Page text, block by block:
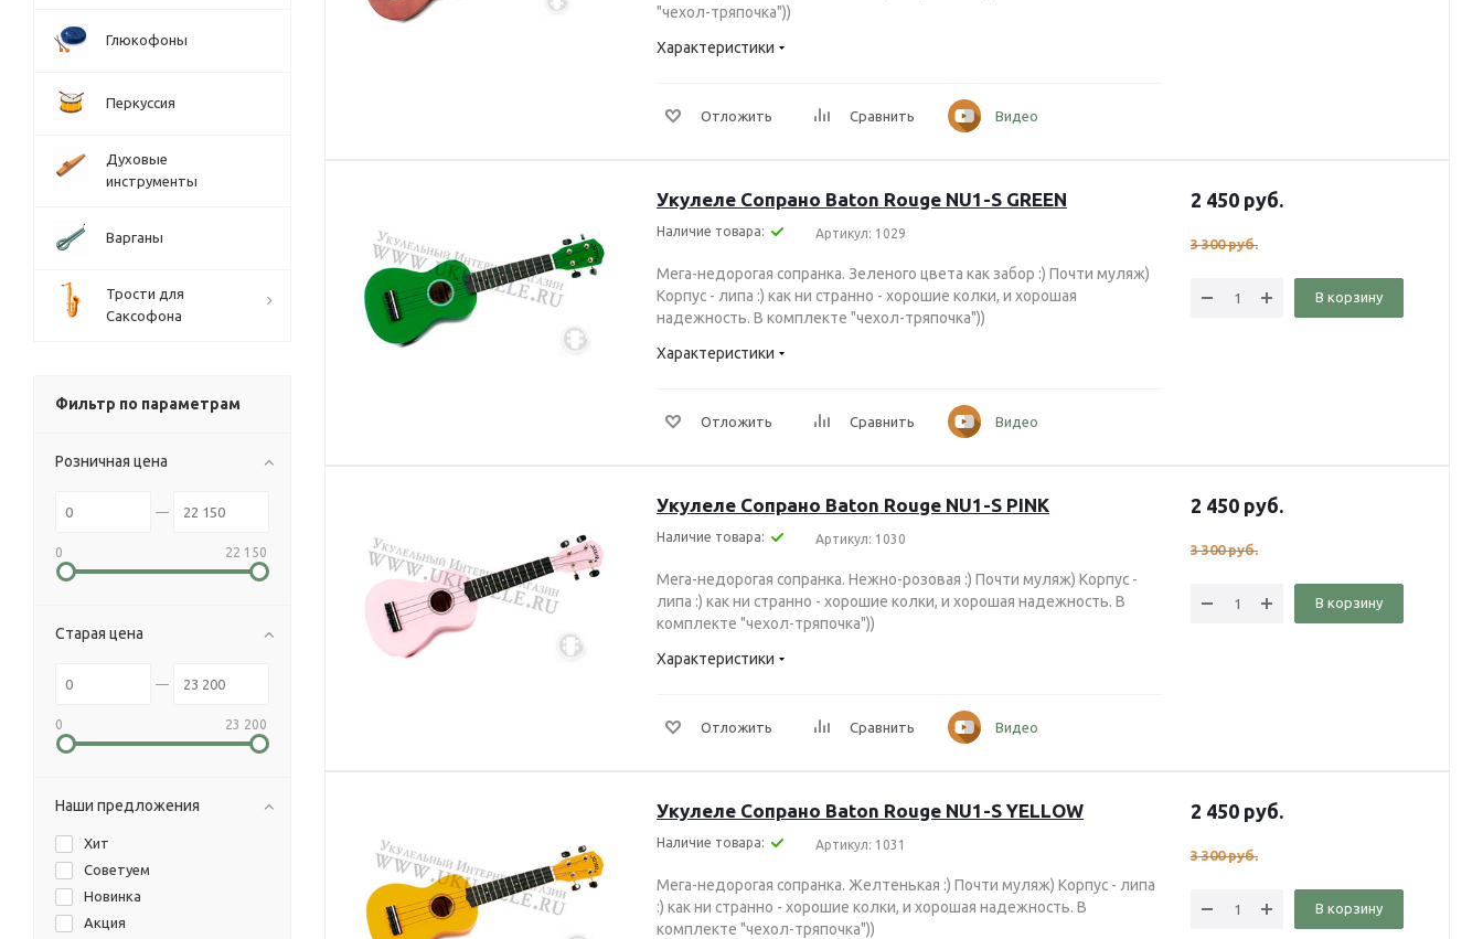
"чехол-тряпочка"))
Характеристики
Отложить Сравнить Видео
Укулеле Сопрано Baton Rouge NU1-S GREEN
Наличие товара: Артикул: 1029
Мега-недорогая сопранка. Зеленого цвета как забор :) Почти муляж)
Корпус - липа :) как ни странно - хорошие колки, и хорошая
надежность. В комплекте "чехол-тряпочка"))
Характеристики
Отложить Сравнить Видео
2 450 руб.
3 300руб.
В корзину
Укулеле Сопрано Baton Rouge NU1-S PINK
Наличие товара: Артикул: 1030
Мега-недорогая сопранка. Нежно-розовая :) Почти муляж) Корпус -
липа :) как ни странно - хорошие колки, и хорошая надежность. В
комплекте "чехол-тряпочка"))
Характеристики
Отложить Сравнить Видео
2 450 руб.
3 300руб.
В корзину
Укулеле Сопрано Baton Rouge NU1-S YELLOW
Наличие товара: Артикул: 1031
Мега-недорогая сопранка. Желтенькая :) Почти муляж) Корпус - липа
:) как ни странно - хорошие колки, и хорошая надежность. В
комплекте "чехол-тряпочка"))
2 450 руб.
3 300руб.
В корзину
Глюкофоны
Перкуссия
Духовые
инструменты
Варганы
Трости для
Саксофона
Фильтр по параметрам
Розничная цена
0 22 150
Старая цена
0 23 200
Наши предложения
Хит
Советуем
Новинка
Акция